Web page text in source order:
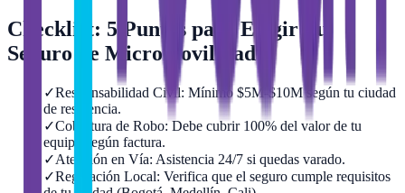
Checklist: 5 Puntos para Elegir Tu
Seguro de Micromovilidad
✓Responsabilidad Civil: Mínimo $5M-$10M según tu ciudad
de residencia.
✓Cobertura de Robo: Debe cubrir 100% del valor de tu
equipo según factura.
✓Atención en Vía: Asistencia 24/7 si quedas varado.
✓Regulación Local: Verifica que el seguro cumple requisitos